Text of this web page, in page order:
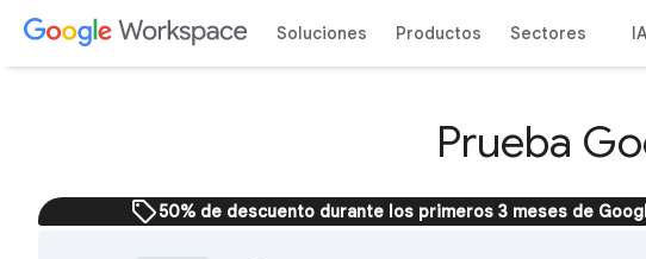
Soluciones Productos Sectores IA
Prueba
sell50% de descuento durante los primeros 3 meses de